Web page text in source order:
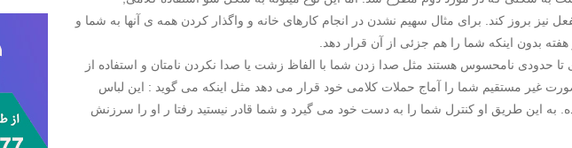
نیز بروز کند. برای مثال سهیم نشدن در انجام کارهای خانه و واگذار کردن همه ی آنها به شما و
بدون اینکه شما را هم جزئی از آن قرار دهد.
تا حدودی نامحسوس هستند مثل صدا زدن شما با الفاظ زشت یا صدا نکردن نامتان و استفاده از
غیر مستقیم شما را آماج حملات کلامی خود قرار می دهد مثل اینکه می گوید : این لباس
به این طریق او کنترل شما را به دست خود می گیرد و شما قادر نیستید رفتا ر او را سرزنش